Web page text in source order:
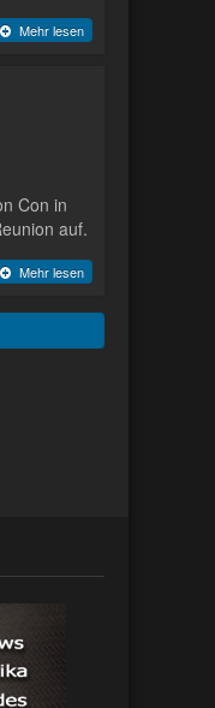
Mehr lesen
Con in
auf.
Mehr lesen